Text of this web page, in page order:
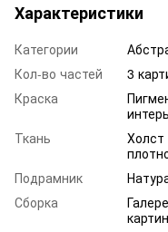
Характеристики
Категории
Кол-во частей
3
Краска
Ткань
Холст
Подрамник
Сборка